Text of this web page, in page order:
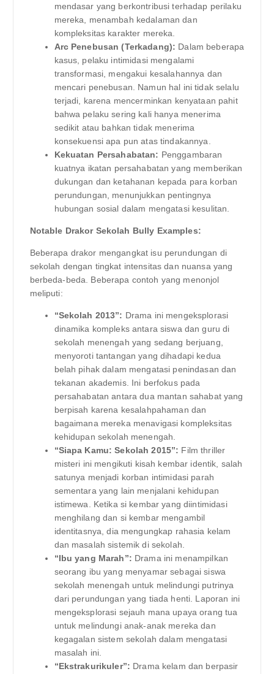
mendasar yang berkontribusi terhadap perilaku
mereka, menambah kedalaman dan
kompleksitas karakter mereka.
Arc Penebusan (Terkadang): Dalam beberapa
kasus, pelaku intimidasi mengalami
transformasi, mengakui kesalahannya dan
mencari penebusan. Namun hal ini tidak selalu
terjadi, karena mencerminkan kenyataan pahit
bahwa pelaku sering kali hanya menerima
sedikit atau bahkan tidak menerima
konsekuensi apa pun atas tindakannya.
Kekuatan Persahabatan: Penggambaran
kuatnya ikatan persahabatan yang memberikan
dukungan dan ketahanan kepada para korban
perundungan, menunjukkan pentingnya
hubungan sosial dalam mengatasi kesulitan.
Notable Drakor Sekolah Bully Examples:
Beberapa drakor mengangkat isu perundungan di
sekolah dengan tingkat intensitas dan nuansa yang
berbeda-beda. Beberapa contoh yang menonjol
meliputi:
“Sekolah 2013”: Drama ini mengeksplorasi
dinamika kompleks antara siswa dan guru di
sekolah menengah yang sedang berjuang,
menyoroti tantangan yang dihadapi kedua
belah pihak dalam mengatasi penindasan dan
tekanan akademis. Ini berfokus pada
persahabatan antara dua mantan sahabat yang
berpisah karena kesalahpahaman dan
bagaimana mereka menavigasi kompleksitas
kehidupan sekolah menengah.
“Siapa Kamu: Sekolah 2015”: Film thriller
misteri ini mengikuti kisah kembar identik, salah
satunya menjadi korban intimidasi parah
sementara yang lain menjalani kehidupan
istimewa. Ketika si kembar yang diintimidasi
menghilang dan si kembar mengambil
identitasnya, dia mengungkap rahasia kelam
dan masalah sistemik di sekolah.
“Ibu yang Marah”: Drama ini menampilkan
seorang ibu yang menyamar sebagai siswa
sekolah menengah untuk melindungi putrinya
dari perundungan yang tiada henti. Laporan ini
mengeksplorasi sejauh mana upaya orang tua
untuk melindungi anak-anak mereka dan
kegagalan sistem sekolah dalam mengatasi
masalah ini.
“Ekstrakurikuler”: Drama kelam dan berpasir